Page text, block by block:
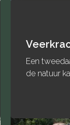
Veluwe
veerkracht
dat eigenlijk